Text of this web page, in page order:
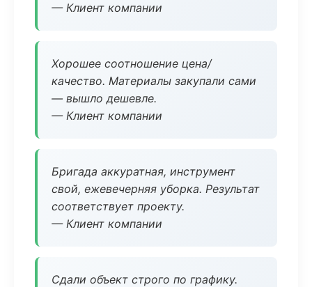
— Клиент компании
Хорошее соотношение цена/
качество. Материалы закупали сами
— вышло дешевле.
— Клиент компании
Бригада аккуратная, инструмент
свой, ежевечерняя уборка. Результат
соответствует проекту.
— Клиент компании
Сдали объект строго по графику.